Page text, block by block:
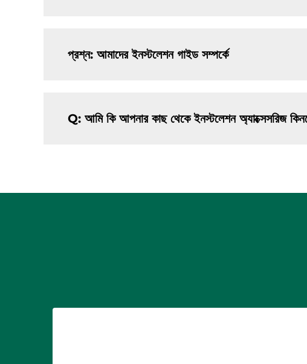
প্রশ্ন: আমাদের ইনস্টলেশন গাইড সম্পর্কে
Q: আমি কি আপনার কাছ থেকে ইনস্টলেশন অ্যাক্সেসরিজ